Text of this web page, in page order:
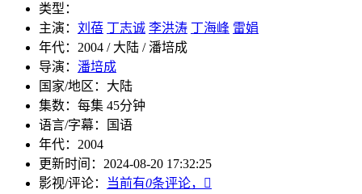
类型：
主演： 刘蓓 丁志诚 李洪涛 丁海峰 雷娟
年代： 2004 / 大陆 / 潘培成
导演： 潘培成
国家/地区： 大陆
集数： 每集 45分钟
语言/字幕：
国语
年代： 2004
更新时间： 2024-08-20 17:32:25
影视/评论：
当前有0条评论，
